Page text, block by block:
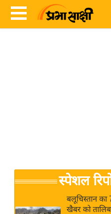
Breaking
News in
जगत
राय
स्पेशल
बलूचिस्तान का
खैबर को